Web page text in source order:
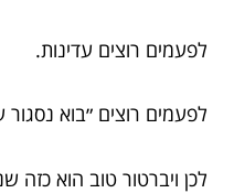
לפעמים רוצים עדינות.
לפעמים רוצים ״בוא נסגור
לכן ויברטור טוב הוא